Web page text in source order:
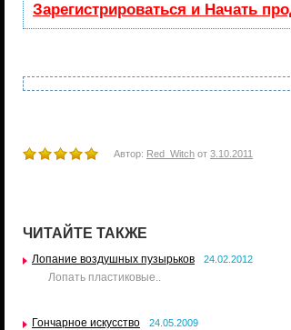
Зарегистрироваться и Начать
Автор: Red_Witch от 3.10.2011
ЧИТАЙТЕ ТАКЖЕ
Лопание воздушных пузырьков 24.02.2012
Лопать пластиковые..
Гончарное искусство 24.05.2009